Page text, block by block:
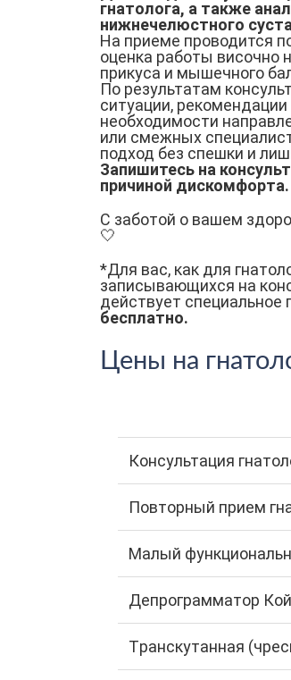
гнатолога, а также
нижнечелюстного
На приеме проводится
оценка работы височно
прикуса и мышечного
По результатам
ситуации,
необходимости
или смежных
подход без спешки и
Запишитесь на
причиной дискомфорта.
С заботой о вашем
🤍
*Для вас, как для
записывающихся на
действует специальное
бесплатно.
Цены на
Консультация
Повторный прием
Малый
Депрограмматор
Tранскутанная